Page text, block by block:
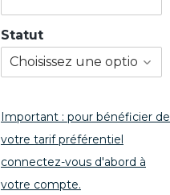
Statut
Important : pour bénéficier de
votre tarif préférentiel
connectez-vous d'abord à
votre compte.